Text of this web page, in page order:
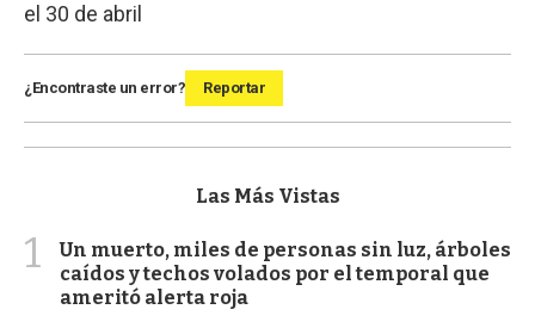
el 30 de abril
¿Encontraste un error? Reportar
Las Más Vistas
1
Un muerto, miles de personas sin luz, árboles
caídos y techos volados por el temporal que
ameritó alerta roja